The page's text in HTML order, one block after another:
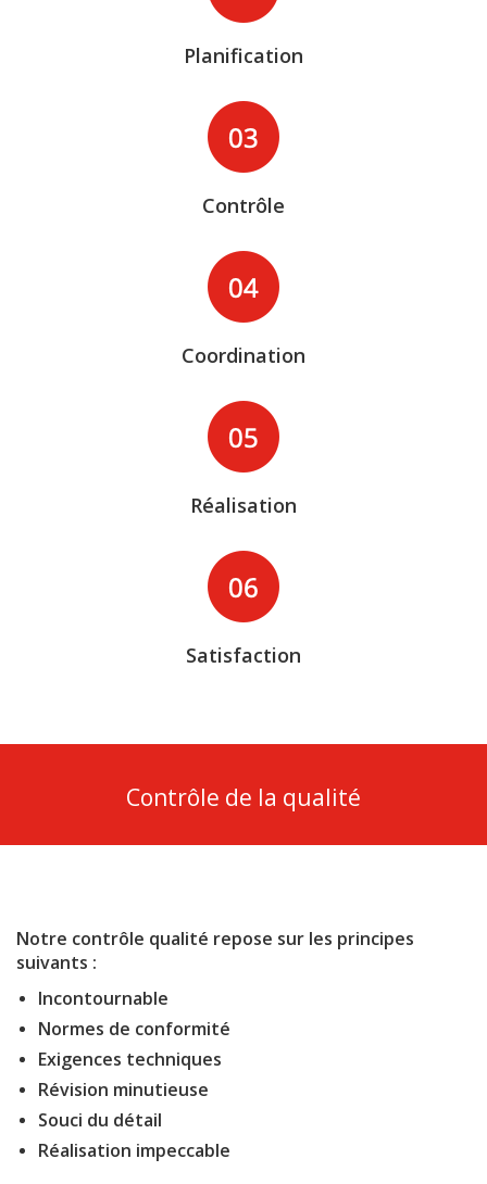
Planification
Contrôle
Coordination
Réalisation
Satisfaction
Contrôle de la qualité
Notre contrôle qualité repose sur les principes
suivants :
Incontournable
Normes de conformité
Exigences techniques
Révision minutieuse
Souci du détail
Réalisation impeccable